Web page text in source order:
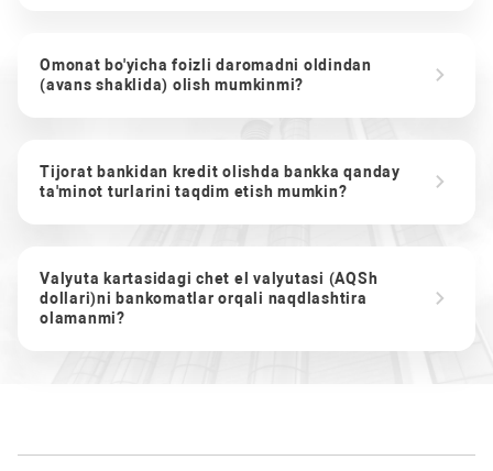
Omonat bo'yicha foizli daromadni oldindan
(avans shaklida) olish mumkinmi?
Tijorat bankidan kredit olishda bankka qanday
ta'minot turlarini taqdim etish mumkin?
Valyuta kartasidagi chet el valyutasi (AQSh
dollari)ni bankomatlar orqali naqdlashtira
olamanmi?